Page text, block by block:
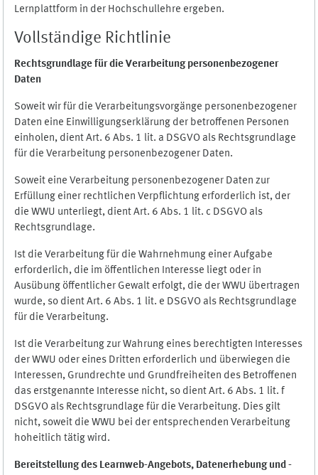
Lernplattform in der Hochschullehre ergeben.
Vollständige Richtlinie
Rechtsgrundlage für die Verarbeitung personenbezogener
Daten
Soweit wir für die Verarbeitungsvorgänge personenbezogener
Daten eine Einwilligungserklärung der betroffenen Personen
einholen, dient Art. 6 Abs. 1 lit. a DSGVO als Rechtsgrundlage
für die Verarbeitung personenbezogener Daten.
Soweit eine Verarbeitung personenbezogener Daten zur
Erfüllung einer rechtlichen Verpflichtung erforderlich ist, der
die WWU unterliegt, dient Art. 6 Abs. 1 lit. c DSGVO als
Rechtsgrundlage.
Ist die Verarbeitung für die Wahrnehmung einer Aufgabe
erforderlich, die im öffentlichen Interesse liegt oder in
Ausübung öffentlicher Gewalt erfolgt, die der WWU übertragen
wurde, so dient Art. 6 Abs. 1 lit. e DSGVO als Rechtsgrundlage
für die Verarbeitung.
Ist die Verarbeitung zur Wahrung eines berechtigten Interesses
der WWU oder eines Dritten erforderlich und überwiegen die
Interessen, Grundrechte und Grundfreiheiten des Betroffenen
das erstgenannte Interesse nicht, so dient Art. 6 Abs. 1 lit. f
DSGVO als Rechtsgrundlage für die Verarbeitung. Dies gilt
nicht, soweit die WWU bei der entsprechenden Verarbeitung
hoheitlich tätig wird.
Bereitstellung des Learnweb-Angebots, Datenerhebung und -